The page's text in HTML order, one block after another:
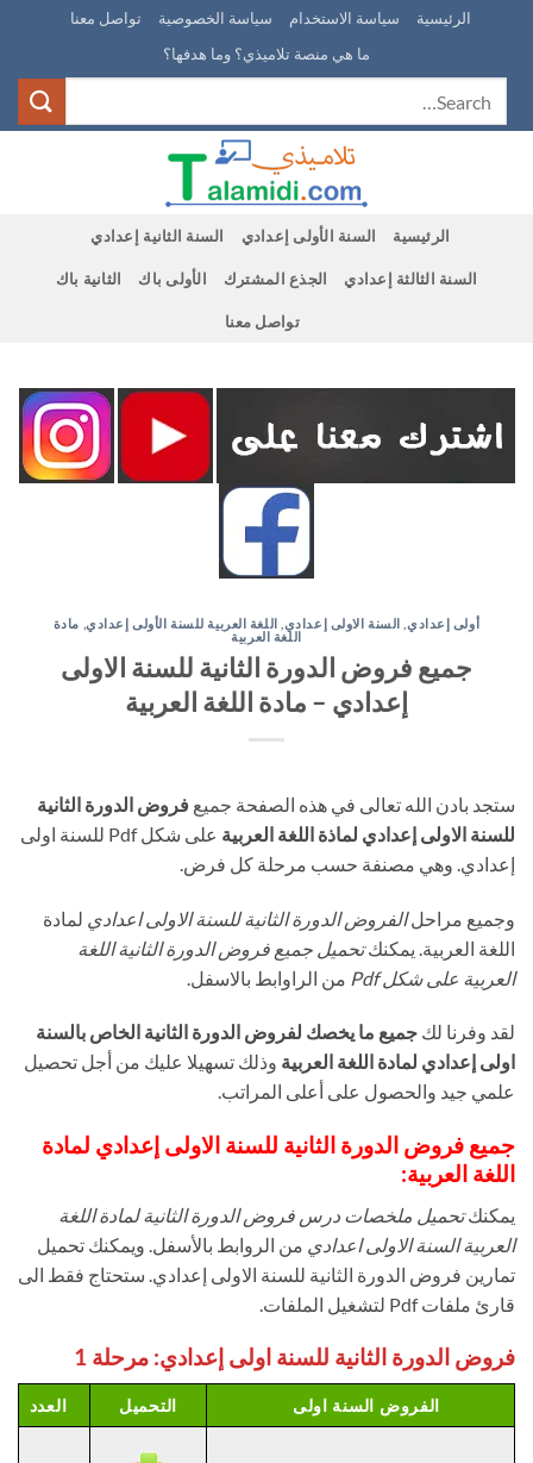
content
الرئيسية سياسة الاستخدام سياسة الخصوصية
تواصل معنا
ما هي منصة تلاميذي؟ وما هدفها؟
الرئيسية السنة الأولى إعدادي السنة الثانية إعدادي
السنة الثالثة إعدادي الجذع المشترك الأولى باك الثانية باك
تواصل معنا
أولى إعدادي, السنة الاولى إعدادي اللغة العربية للسنة الأولى إعدادي, مادة
اللغة العربية
جميع فروض الدورة الثانية للسنة الاولى
إعدادي – مادة اللغة العربية
ستجد بادن الله تعالى في هذه الصفحة جميع فروض الدورة الثانية
للسنة الاولى إعدادي لماذة اللغة العربية
على شكل Pdf للسنة اولى
إعدادي. وهي مصنفة حسب مرحلة كل فرض.
وجميع مراحلالفروض الدورة الثانية للسنة الاولى اعدادي لمادة
اللغة العربية. يمكنكتحميل جميع فروض الدورة الثانية اللغة
العربية على شكل Pdf
من الراوابط بالاسفل.
لقد وفرنا لك جميع ما يخصك لفروض الدورة الثانية الخاص بالسنة
اولى إعدادي لمادة اللغة العربية وذلك تسهيلا عليك من أجل تحصيل
علمي جيد والحصول على أعلى المراتب.
جميع فروض الدورة الثانية للسنة الاولى إعدادي لمادة
اللغة العربية:
يمكنكتحميل ملخصات درس فروض الدورة الثانية لمادة اللغة
العربية السنة الاولى اعدادي من الروابط بالأسفل. ويمكنك تحميل
تمارين فروض الدورة الثانية للسنة الاولى إعدادي. ستحتاج فقط الى
قارئ ملفات Pdf لتشغيل الملفات.
فروض الدورة الثانية للسنة اولى إعدادي: مرحلة 1
الفروض السنة اولى التحميل العدد